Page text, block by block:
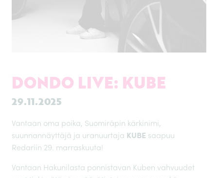
DONDO LIVE: KUBE
29.11.2025
Vantaan oma poika, Suomiräpin kärkinimi,
suunnannäyttäjä ja uranuurtaja KUBE saapuu
Redariin 29. marraskuuta!
Vantaan Hakunilasta ponnistavan Kuben vahvuudet